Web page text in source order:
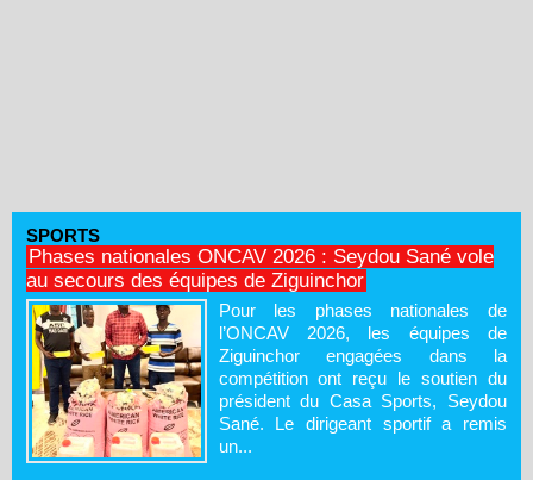
SPORTS
Phases nationales ONCAV 2026 : Seydou Sané vole
au secours des équipes de Ziguinchor
Pour les phases nationales de
l’ONCAV 2026, les équipes de
Ziguinchor engagées dans la
compétition ont reçu le soutien du
président du Casa Sports, Seydou
Sané. Le dirigeant sportif a remis
un...